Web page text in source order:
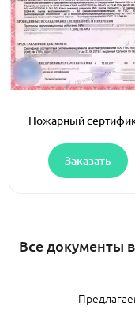
Пожарный
Заказать
Все документы